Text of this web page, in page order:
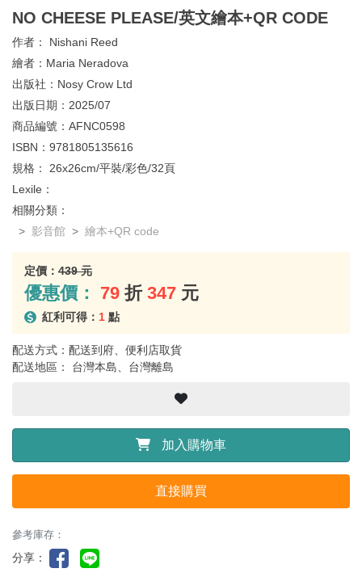
NO CHEESE PLEASE/英文繪本+QR CODE
作者： Nishani Reed
繪者： Maria Neradova
出版社： Nosy Crow Ltd
出版日期： 2025/07
商品編號： AFNC0598
ISBN： 9781805135616
規格： 26x26cm/平裝/彩色/32頁
Lexile：
相關分類：
影音館
繪本+QR code
定價： 439 元
優惠價： 79 折 347 元
紅利可得： 1 點
配送方式：配送到府、便利店取貨
配送地區： 台灣本島、台灣離島
加入購物車
直接購買
參考庫存：
分享：